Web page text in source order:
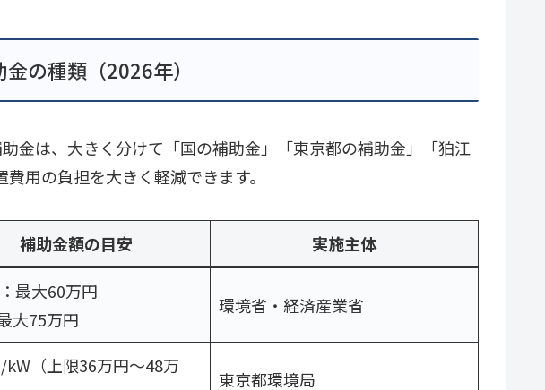
の種類（2026年）
金は、大きく分けて「国の補助金」「東京都の補助金」「狛江
用の負担を大きく軽減できます。
補助金額の目安 実施主体
最大60万円
大75万円
環境省・経済産業省
kW（上限36万円〜48万
東京都環境局